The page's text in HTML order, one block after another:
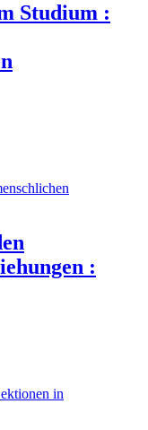
Studium :
: